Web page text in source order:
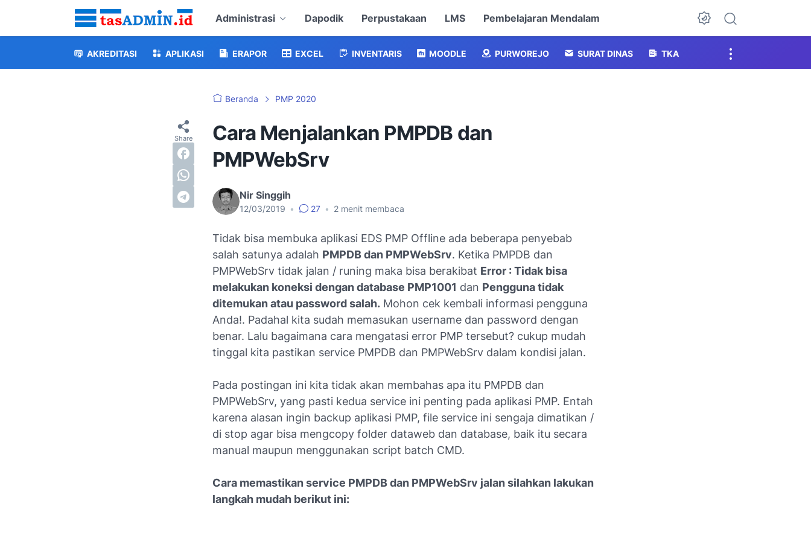
Administrasi Dapodik Perpustakaan LMS Pembelajaran Mendalam
Dark Mode
AKREDITASI APLIKASI ERAPOR EXCEL INVENTARIS MOODLE PURWOREJO SURAT DINAS TKA
Beranda PMP 2020
Cara Menjalankan PMPDB dan
PMPWebSrv
Nir Singgih
12/03/2019 • 27 • 2 menit membaca
Tidak bisa membuka aplikasi EDS PMP Offline ada beberapa penyebab
salah satunya adalah PMPDB dan PMPWebSrv. Ketika PMPDB dan
PMPWebSrv tidak jalan / runing maka bisa berakibat Error : Tidak bisa
melakukan koneksi dengan database PMP1001 dan Pengguna tidak
ditemukan atau password salah. Mohon cek kembali informasi pengguna
Anda!. Padahal kita sudah memasukan username dan password dengan
benar. Lalu bagaimana cara mengatasi error PMP tersebut? cukup mudah
tinggal kita pastikan service PMPDB dan PMPWebSrv dalam kondisi jalan.
Pada postingan ini kita tidak akan membahas apa itu PMPDB dan
PMPWebSrv, yang pasti kedua service ini penting pada aplikasi PMP. Entah
karena alasan ingin backup aplikasi PMP, file service ini sengaja dimatikan /
di stop agar bisa mengcopy folder dataweb dan database, baik itu secara
manual maupun menggunakan script batch CMD.
Cara memastikan service PMPDB dan PMPWebSrv jalan silahkan lakukan
langkah mudah berikut ini: